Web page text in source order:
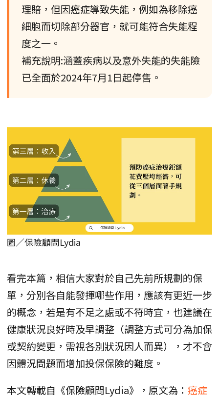
理賠，但因癌症導致失能，例如為移除癌
細胞而切除部分器官，就可能符合失能程
度之一。
補充說明:涵蓋疾病以及意外失能的失能險
已全面於2024年7月1日起停售。
圖／保險顧問Lydia
看完本篇，相信大家對於自己先前所規劃的保
單，分別各自能發揮哪些作用，應該有更近一步
的概念，若是有不足之處或不符時宜，也建議在
健康狀況良好時及早調整（調整方式可分為加保
或契約變更，需視各別狀況因人而異），才不會
因體況問題而增加投保保險的難度。
本文轉載自《保險顧問Lydia》，原文為： 癌症